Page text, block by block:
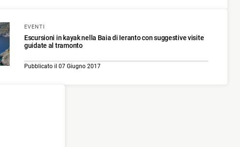
EVENTI
Escursioni in kayak nella Baia di Ieranto con suggestive visite
guidate al tramonto
Pubblicato il 07 Giugno 2017